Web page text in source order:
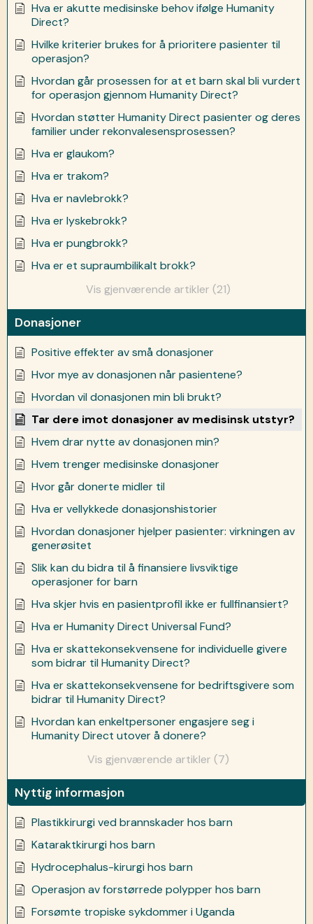
Hva er akutte medisinske behov ifølge Humanity
Direct?
Hvilke kriterier brukes for å prioritere pasienter til
operasjon?
Hvordan går prosessen for at et barn skal bli vurdert
for operasjon gjennom Humanity Direct?
Hvordan støtter Humanity Direct pasienter og deres
familier under rekonvalesensprosessen?
Hva er glaukom?
Hva er trakom?
Hva er navlebrokk?
Hva er lyskebrokk?
Hva er pungbrokk?
Hva er et supraumbilikalt brokk?
Vis gjenværende artikler (21)
Donasjoner
Positive effekter av små donasjoner
Hvor mye av donasjonen når pasientene?
Hvordan vil donasjonen min bli brukt?
Tar dere imot donasjoner av medisinsk utstyr?
Hvem drar nytte av donasjonen min?
Hvem trenger medisinske donasjoner
Hvor går donerte midler til
Hva er vellykkede donasjonshistorier
Hvordan donasjoner hjelper pasienter: virkningen av
generøsitet
Slik kan du bidra til å finansiere livsviktige
operasjoner for barn
Hva skjer hvis en pasientprofil ikke er fullfinansiert?
Hva er Humanity Direct Universal Fund?
Hva er skattekonsekvensene for individuelle givere
som bidrar til Humanity Direct?
Hva er skattekonsekvensene for bedriftsgivere som
bidrar til Humanity Direct?
Hvordan kan enkeltpersoner engasjere seg i
Humanity Direct utover å donere?
Vis gjenværende artikler (7)
Nyttig informasjon
Plastikkirurgi ved brannskader hos barn
Kataraktkirurgi hos barn
Hydrocephalus-kirurgi hos barn
Operasjon av forstørrede polypper hos barn
Forsømte tropiske sykdommer i Uganda